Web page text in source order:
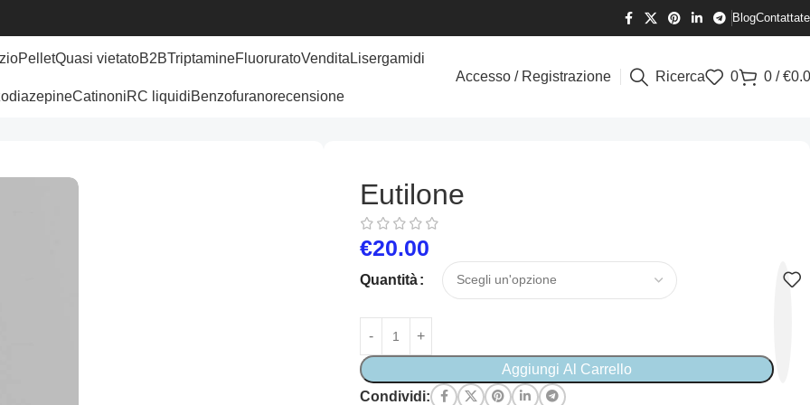
Blog
PelletQuasi vietatoB2BTriptamineFluoruratoVendita Lisergamidi
CatinoniRC liquidiBenzofuranorecensione
Accesso / Registrazione Ricerca 0 0 / €
Eutilone
€20.00
Quantità
Aggiungi Al Carrello
Condividi: